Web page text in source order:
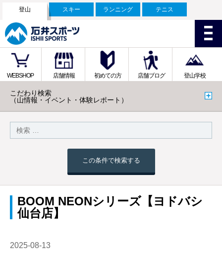
登山 スキー ランニング テニス
WEBSHOP 店舗情報 初めての方 店舗ブログ 登山学校
こだわり検索
（山情報・イベント・体験レポート）
この条件で検索する
BOOM NEONシリーズ【ヨドバシ
仙台店】
2025-08-13